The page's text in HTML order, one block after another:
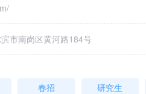
市南岗区黄河路184号
春招 研究生